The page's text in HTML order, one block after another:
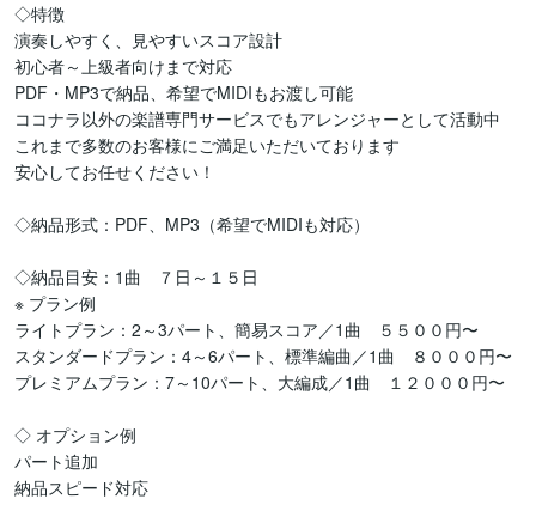
◇特徴
演奏しやすく、見やすいスコア設計
初心者～上級者向けまで対応
PDF・MP3で納品、希望でMIDIもお渡し可能
ココナラ以外の楽譜専門サービスでもアレンジャーとして活動中
これまで多数のお客様にご満足いただいております
安心してお任せください！
◇納品形式：PDF、MP3（希望でMIDIも対応）
◇納品目安：1曲　７日～１５日
※ プラン例
ライトプラン：2～3パート、簡易スコア／1曲　５５００円〜
スタンダードプラン：4～6パート、標準編曲／1曲　８０００円〜
プレミアムプラン：7～10パート、大編成／1曲　１２０００円〜
◇ オプション例
パート追加